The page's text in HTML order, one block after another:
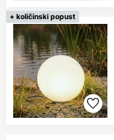
+ količinski popust